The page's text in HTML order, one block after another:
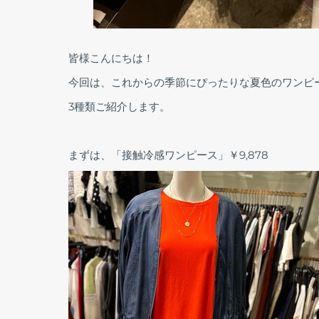
皆様こんにちは！
今回は、これからの季節にぴったりな夏色のワンピ
3種類ご紹介します。
まずは、「接触冷感ワンピース」￥9,878